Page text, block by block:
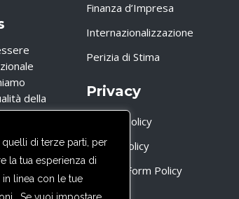
di terze parti, per
la tua esperienza di
linea con le tue
della
di
Finanza d’Impresa
Internazionalizzazione
Perizia di Stima
Privacy
Privacy Policy
Cookie Policy
Contact Form Policy